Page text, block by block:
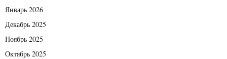
Январь 2026
Декабрь 2025
Ноябрь 2025
Октябрь 2025